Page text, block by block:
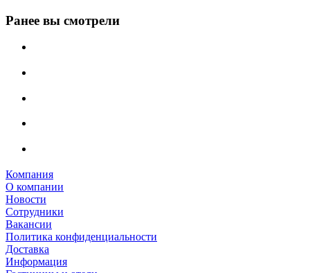
Ранее вы смотрели
Компания
О компании
Новости
Сотрудники
Вакансии
Политика конфиденциальности
Доставка
Информация